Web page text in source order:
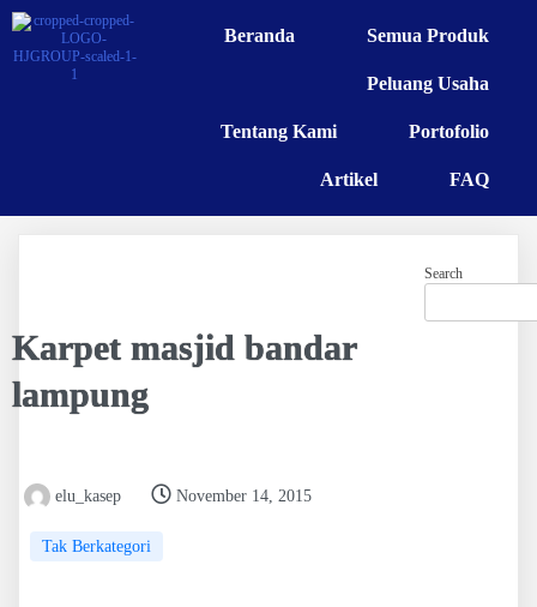
Beranda Semua Produk
Peluang Usaha
Tentang Kami Portofolio
Artikel FAQ
Karpet masjid bandar
lampung
elu_kasep November 14, 2015
Tak Berkategori
Search